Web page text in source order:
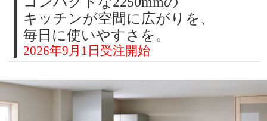
キッチンが空間に広がりを、
毎日に使いやすさを。
2026年9月1日受注開始